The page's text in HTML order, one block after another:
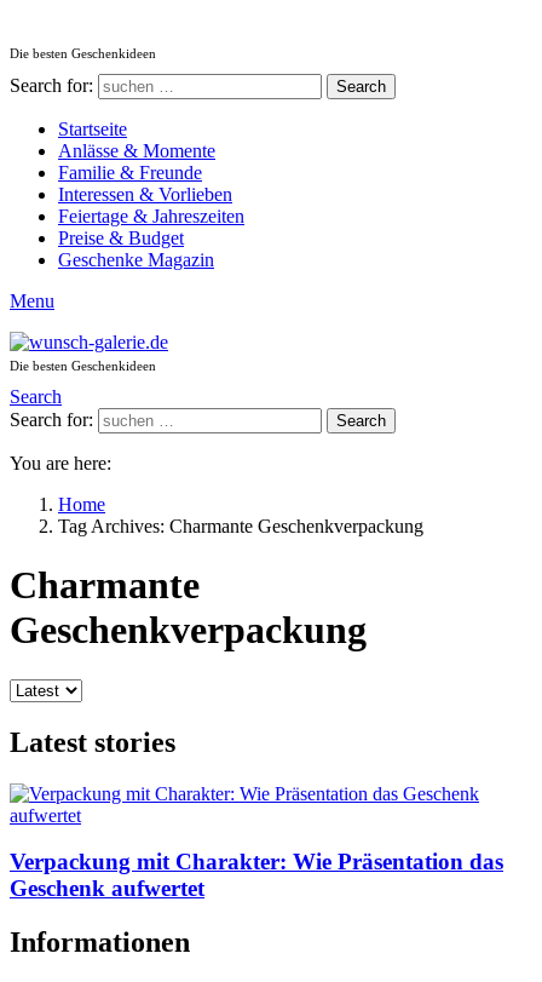
Die besten Geschenkideen
Search for: Search
Startseite
Anlässe & Momente
Familie & Freunde
Interessen & Vorlieben
Feiertage & Jahreszeiten
Preise & Budget
Geschenke Magazin
Menu
Die besten Geschenkideen
Search
Search for:
Search
You are here:
Home
Tag Archives: Charmante Geschenkverpackung
Charmante
Geschenkverpackung
Latest stories
Verpackung mit Charakter: Wie Präsentation das
Geschenk aufwertet
Informationen